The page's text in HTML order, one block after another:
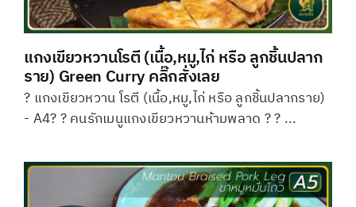
แกงเขียวหวานโรตี (เนื้อ,หมู,ไก่ หรือ ลูกชิ้นปลาก
ราย) Green Curry คลิ๊กสั่งเลย
? แกงเขียวหวาน โรตี (เนื้อ,หมู,ไก่ หรือ ลูกชิ้นปลากราย)
- A4? ? คนรักเมนูแกงเขียวหวานห้ามพลาด ? ? ...